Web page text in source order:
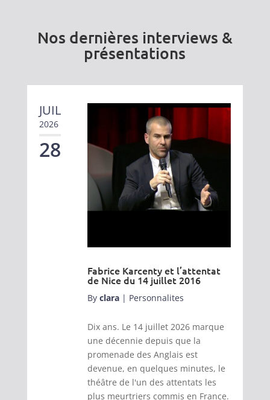
Nos dernières interviews &
présentations
JUIL
2026
28
Fabrice Karcenty et l’attentat
de Nice du 14 juillet 2016
By clara| Personnalites
Dix ans. Le 14 juillet 2026 marque
une décennie depuis que la
promenade des Anglais est
devenue, en quelques minutes, le
théâtre de l'un des attentats les
plus meurtriers commis en France.